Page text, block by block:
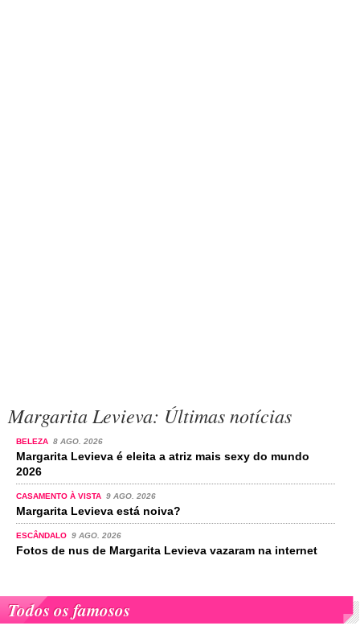
Margarita Levieva: Últimas notícias
BELEZA 8 AGO. 2026
Margarita Levieva é eleita a atriz mais sexy do mundo
2026
CASAMENTO À VISTA 9 AGO. 2026
Margarita Levieva está noiva?
ESCÂNDALO 9 AGO. 2026
Fotos de nus de Margarita Levieva vazaram na internet
Todos os famosos